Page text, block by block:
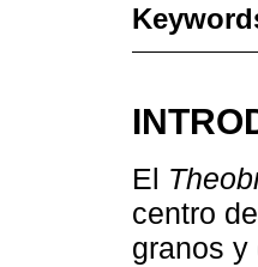
El
centro
granos